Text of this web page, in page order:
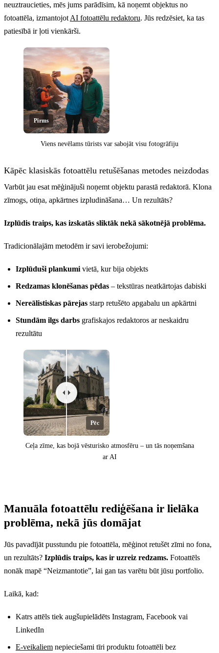
neuztraucieties, mēs jums parādīsim, kā noņemt objektus no
fotoattēla, izmantojot AI fotoattēlu redaktoru. Jūs redzēsiet, ka tas
patiesībā ir ļoti vienkārši.
Klikšķini, lai atklātu
Pirms
Viens nevēlams tūrists var sabojāt visu fotogrāfiju
Kāpēc klasiskās fotoattēlu retušēšanas metodes neizdodas
Varbūt jau esat mēģinājuši noņemt objektu parastā redaktorā. Klona
zīmogs, otiņa, apkārtnes izpludināšana… Un rezultāts?
Izplūdis traips, kas izskatās sliktāk nekā sākotnējā problēma.
Tradicionālajām metodēm ir savi ierobežojumi:
Izplūduši plankumi vietā, kur bija objekts
Redzamas klonēšanas pēdas – tekstūras neatkārtojas dabiski
Nereālistiskas pārejas starp retušēto apgabalu un apkārtni
Stundām ilgs darbs grafiskajos redaktoros ar neskaidru
rezultātu
Pirms
Pēc
Ceļa zīme, kas bojā vēsturisko atmosfēru – un tās noņemšana
ar AI
Manuāla fotoattēlu rediģēšana ir lielāka
problēma, nekā jūs domājat
Jūs pavadījāt pusstundu pie fotoattēla, mēģinot retušēt zīmi no fona,
un rezultāts? Izplūdis traips, kas ir uzreiz redzams. Fotoattēls
nonāk mapē “Neizmantotie”, lai gan tas varētu būt jūsu portfolio.
Laikā, kad:
Katrs attēls tiek augšupielādēts Instagram, Facebook vai
LinkedIn
E-veikaliem nepieciešami tīri produktu fotoattēli bez